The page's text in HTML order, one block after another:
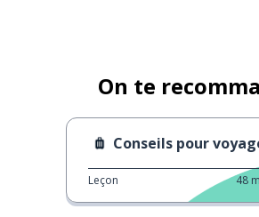
On te
Conseils pour voyager en
Leçon 48